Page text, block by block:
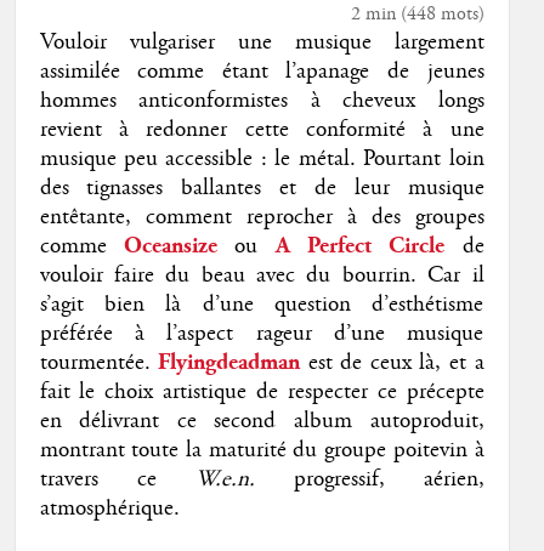
2 min(448 mots)
Vouloir vulgariser une musique largement
assimilée comme étant l’apanage de jeunes
hommes anticonformistes à cheveux longs
revient à redonner cette conformité à une
musique peu accessible : le métal. Pourtant loin
des tignasses ballantes et de leur musique
entêtante, comment reprocher à des groupes
commeOceansizeou A Perfect Circle de
vouloir faire du beau avec du bourrin. Car il
s’agit bien là d’une question d’esthétisme
préférée à l’aspect rageur d’une musique
tourmentée. Flyingdeadman est de ceux là, et a
fait le choix artistique de respecter ce précepte
en délivrant ce second album autoproduit,
montrant toute la maturité du groupe poitevin à
travers ce
W.e.n. progressif, aérien,
atmosphérique.